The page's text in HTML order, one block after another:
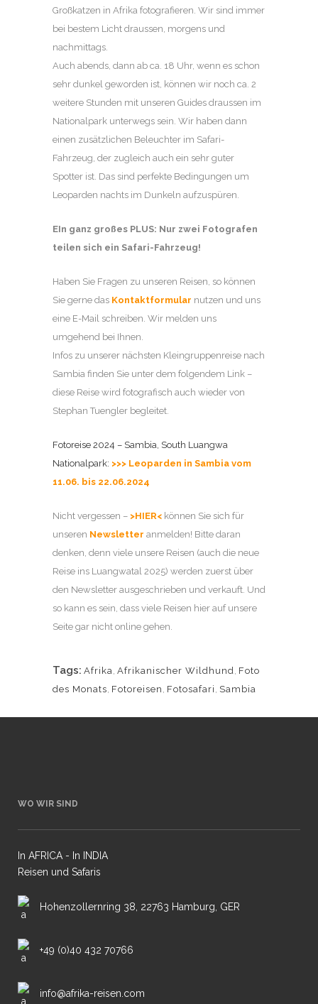
Großkatzen in Afrika fotografieren. Wir sind immer
bei bestem Licht draussen, morgens und
nachmittags.
Auch abends, dann ab ca. 18 Uhr, wenn es schon
sehr dunkel geworden ist, können wir noch ca. 2
weitere Stunden mit unseren Guides draussen im
Nationalpark unterwegs sein. Wir haben dann
einen zusätzlichen Beleuchter im Safari-
Fahrzeug, der zugleich auch ein sehr guter
Spotter ist. Das sind perfekte Bedingungen um
Leoparden nachts im Dunkeln aufzuspüren.
EIn ganz großes PLUS: Nur zwei Fotografen
teilen sich ein Safari-Fahrzeug!
Haben Sie Fragen zu unseren Reisen, so können
Sie gerne das Kontaktformular nutzen und uns
eine E-Mail schreiben. Wir melden uns
umgehend bei Ihnen.
Infos zu unserer nächsten Kleingruppenreise nach
Sambia finden Sie unter dem folgendem Link –
diese Reise wird fotografisch auch wieder von
Stephan Tuengler begleitet.
Fotoreise 2024 – Sambia, South Luangwa
Nationalpark: >>> Leoparden in Sambia vom
11.06. bis 22.06.2024
Nicht vergessen – >HIER< können Sie sich für
unseren Newsletter anmelden! Bitte daran
denken, denn viele unsere Reisen (auch die neue
Reise ins Luangwatal 2025) werden zuerst über
den Newsletter ausgeschrieben und verkauft. Und
so kann es sein, dass viele Reisen hier auf unsere
Seite gar nicht online gehen.
Tags: Afrika, Afrikanischer Wildhund, Foto
des Monats, Fotoreisen , Fotosafari , Sambia
WO WIR SIND
In AFRICA - In INDIA
Reisen und Safaris
Hohenzollernring 38, 22763 Hamburg, GER
+49 (0)40 432 70766
info@afrika-reisen.com